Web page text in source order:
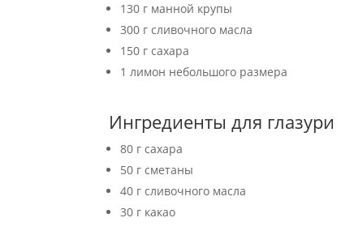
130 г манной крупы
300 г сливочного масла
150 г сахара
1 лимон небольшого размера
Ингредиенты для глазури
80 г сахара
50 г сметаны
40 г сливочного масла
30 г какао